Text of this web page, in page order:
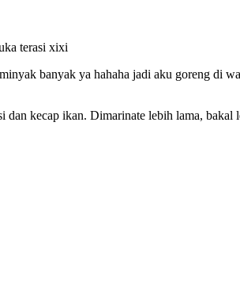
terasi xixi
banyak ya hahaha jadi aku goreng di
kecap ikan. Dimarinate lebih lama, bakal